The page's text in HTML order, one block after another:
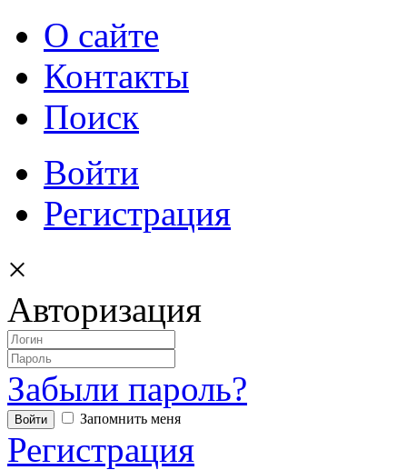
О сайте
Контакты
Поиск
Войти
Регистрация
×
Авторизация
Забыли пароль?
Запомнить меня
Регистрация